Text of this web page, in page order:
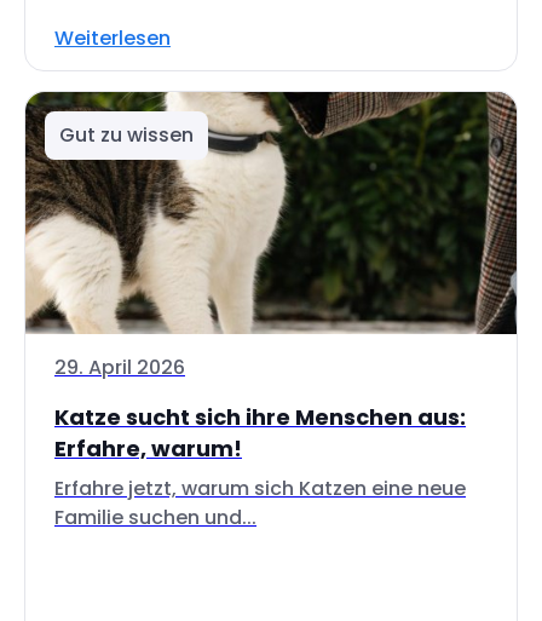
Weiterlesen
Gut zu wissen
29. April 2026
Katze sucht sich ihre Menschen aus:
Erfahre, warum!
Erfahre jetzt, warum sich Katzen eine neue
Familie suchen und...